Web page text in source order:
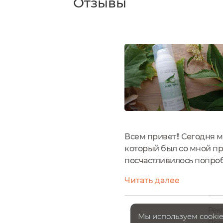
Всем привет!! Сегодня
который был со мной
посчастливилось
сайтах, по крайне мере я
Читать далее
Мы используем